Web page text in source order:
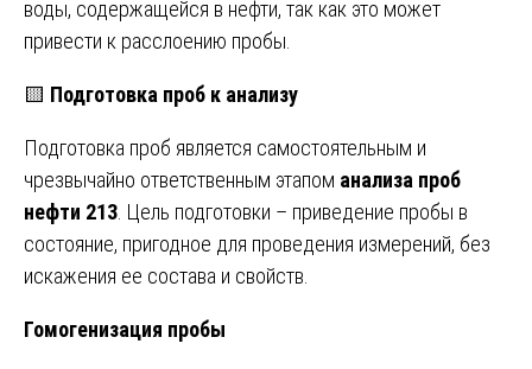
воды, содержащейся в нефти, так как это может
привести к расслоению пробы.
🟨 Подготовка проб к анализу
Подготовка проб является самостоятельным и
чрезвычайно ответственным этапом анализа проб
нефти 213 . Цель подготовки – приведение пробы в
состояние, пригодное для проведения измерений, без
искажения ее состава и свойств.
Гомогенизация пробы